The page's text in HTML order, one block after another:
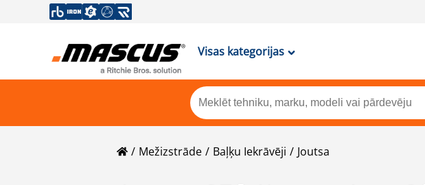
Visas kategorijas
Mežizstrāde Baļķu Iekrāvēji Joutsa